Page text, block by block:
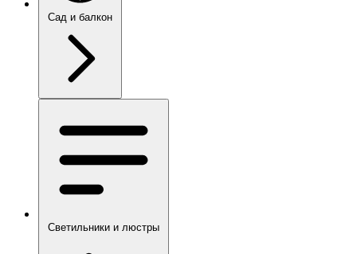
Сад и балкон
Светильники и люстры